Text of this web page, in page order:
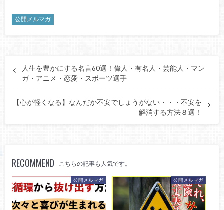
公開メルマガ
人生を豊かにする名言60選！偉人・有名人・芸能人・マン
ガ・アニメ・恋愛・スポーツ選手
【心が軽くなる】なんだか不安でしょうがない・・・不安を
解消する方法８選！
RECOMMEND こちらの記事も人気です。
公開メルマガ 公開メルマガ